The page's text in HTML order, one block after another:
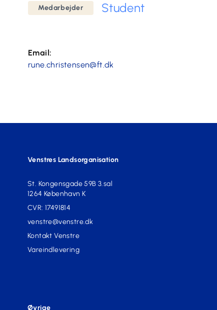
Medarbejder Student
Email:
rune.christensen@ft.dk
Venstres Landsorganisation
St. Kongensgade 59B 3.sal
1264 København K
CVR: 17491814
venstre@venstre.dk
Kontakt Venstre
Vareindlevering
Øvrige